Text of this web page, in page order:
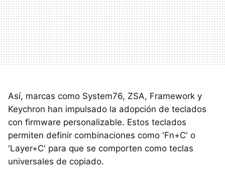
Así, marcas como System76, ZSA, Framework y
Keychron han impulsado la adopción de teclados
con firmware personalizable. Estos teclados
permiten definir combinaciones como 'Fn+C' o
'Layer+C' para que se comporten como teclas
universales de copiado.